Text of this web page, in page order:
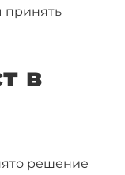
принять
в
решение